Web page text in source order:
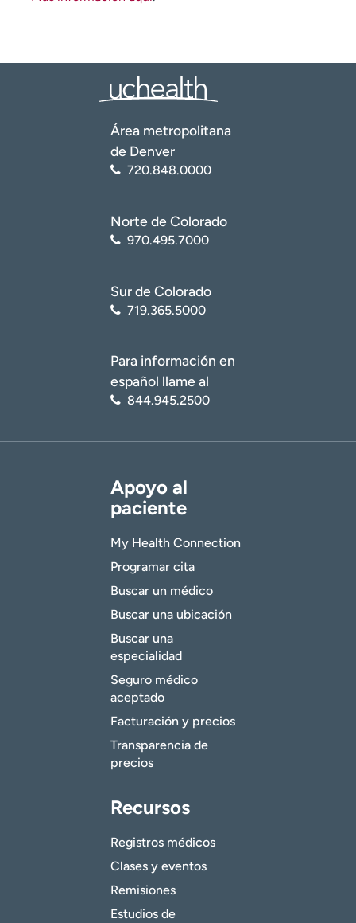
Área metropolitana
de Denver
720.848.0000
Norte de Colorado
970.495.7000
Sur de Colorado
719.365.5000
Para información en
español llame al
844.945.2500
Apoyo al
paciente
My Health Connection
Programar cita
Buscar un médico
Buscar una ubicación
Buscar una
especialidad
Seguro médico
aceptado
Facturación y precios
Transparencia de
precios
Recursos
Registros médicos
Clases y eventos
Remisiones
Estudios de